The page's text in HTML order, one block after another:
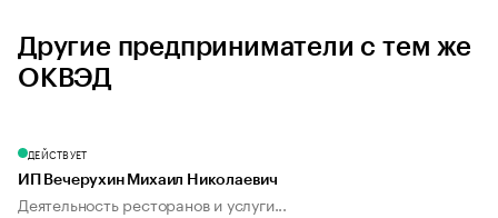
Другие предприниматели с тем же
ОКВЭД
ДЕЙСТВУЕТ
ИП Вечерухин Михаил Николаевич
Деятельность ресторанов и услуги...